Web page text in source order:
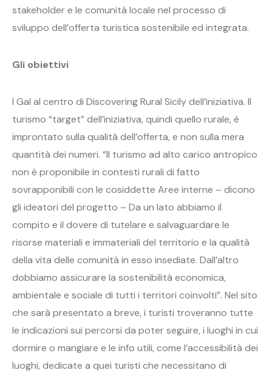
stakeholder e le comunità locale nel processo di
sviluppo dell’offerta turistica sostenibile ed integrata.
Gli obiettivi
I Gal al centro di Discovering Rural Sicily dell’iniziativa. Il
turismo “target” dell’iniziativa, quindi quello rurale, è
improntato sulla qualità dell’offerta, e non sulla mera
quantità dei numeri. “Il turismo ad alto carico antropico
non è proponibile in contesti rurali di fatto
sovrapponibili con le cosiddette Aree interne – dicono
gli ideatori del progetto – Da un lato abbiamo il
compito e il dovere di tutelare e salvaguardare le
risorse materiali e immateriali del territorio e la qualità
della vita delle comunità in esso insediate. Dall’altro
dobbiamo assicurare la sostenibilità economica,
ambientale e sociale di tutti i territori coinvolti”. Nel sito
che sarà presentato a breve, i turisti troveranno tutte
le indicazioni sui percorsi da poter seguire, i luoghi in cui
dormire o mangiare e le info utili, come l’accessibilità dei
luoghi, dedicate a quei turisti che necessitano di